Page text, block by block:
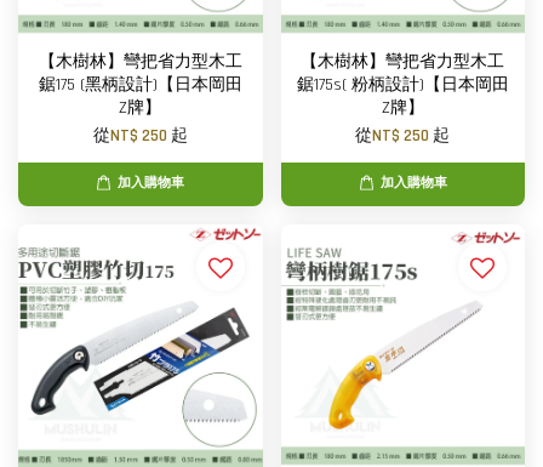
【木樹林】彎把省力型木工
鋸175 (黑柄設計)【日本岡田
Z牌】
從NT$ 250 起
加入購物車
【木樹林】彎把省力型木工
鋸175s( 粉柄設計)【日本岡田
Z牌】
從NT$ 250 起
加入購物車